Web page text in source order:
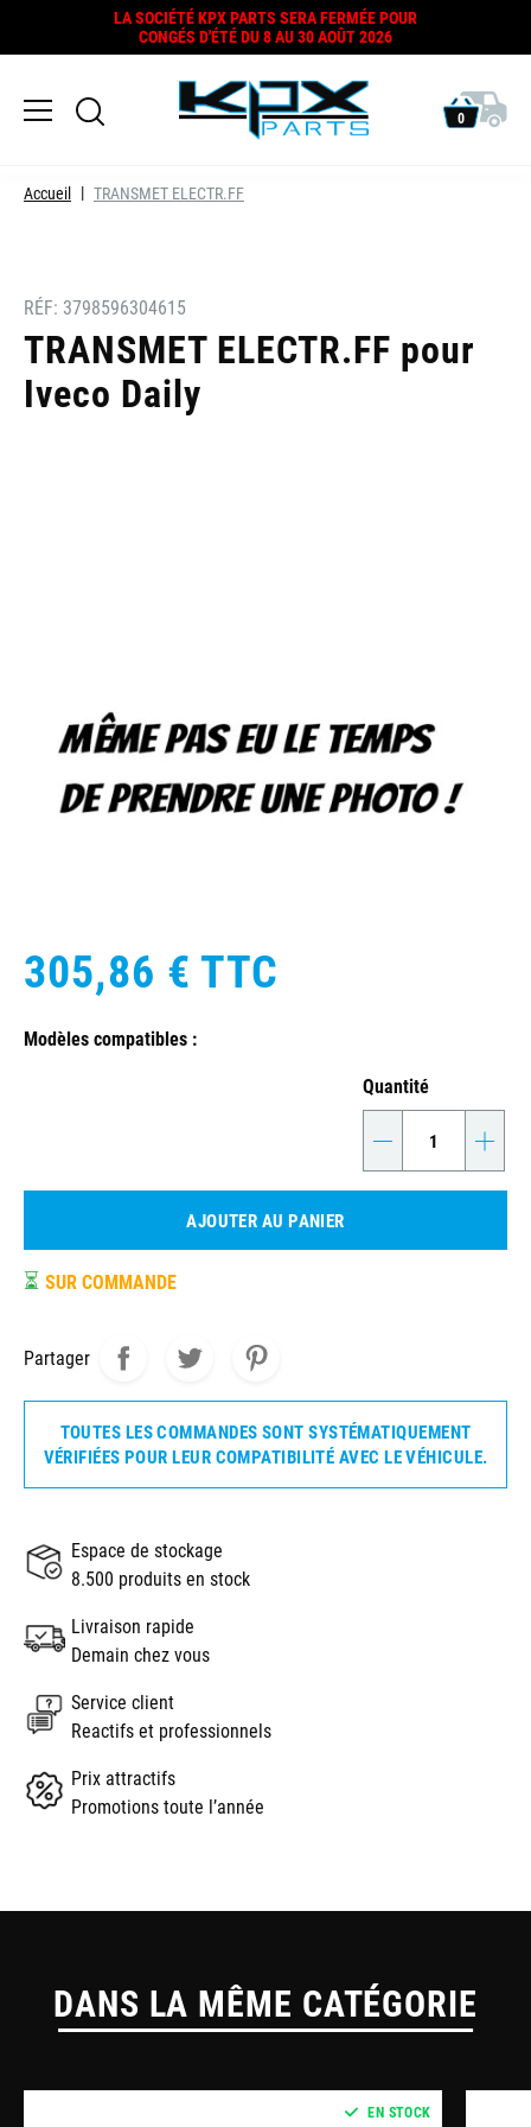
LA SOCIÉTÉ KPX PARTS SERA FERMÉE POUR
CONGÉS D'ÉTÉ DU 8 AU 30 AOÛT 2026
0
Accueil TRANSMET ELECTR.FF
RÉF: 3798596304615
TRANSMET ELECTR.FF pour
Iveco Daily
305,86 € TTC
Modèles compatibles :
Quantité
- +
AJOUTER AU PANIER
⏳ SUR COMMANDE
Partager
TOUTES LES COMMANDES SONT SYSTÉMATIQUEMENT
VÉRIFIÉES POUR LEUR COMPATIBILITÉ AVEC LE VÉHICULE.
Espace de stockage
8.500 produits en stock
Livraison rapide
Demain chez vous
Service client
Reactifs et professionnels
Prix attractifs
Promotions toute l’année
DANS LA MÊME CATÉGORIE
EN STOCK